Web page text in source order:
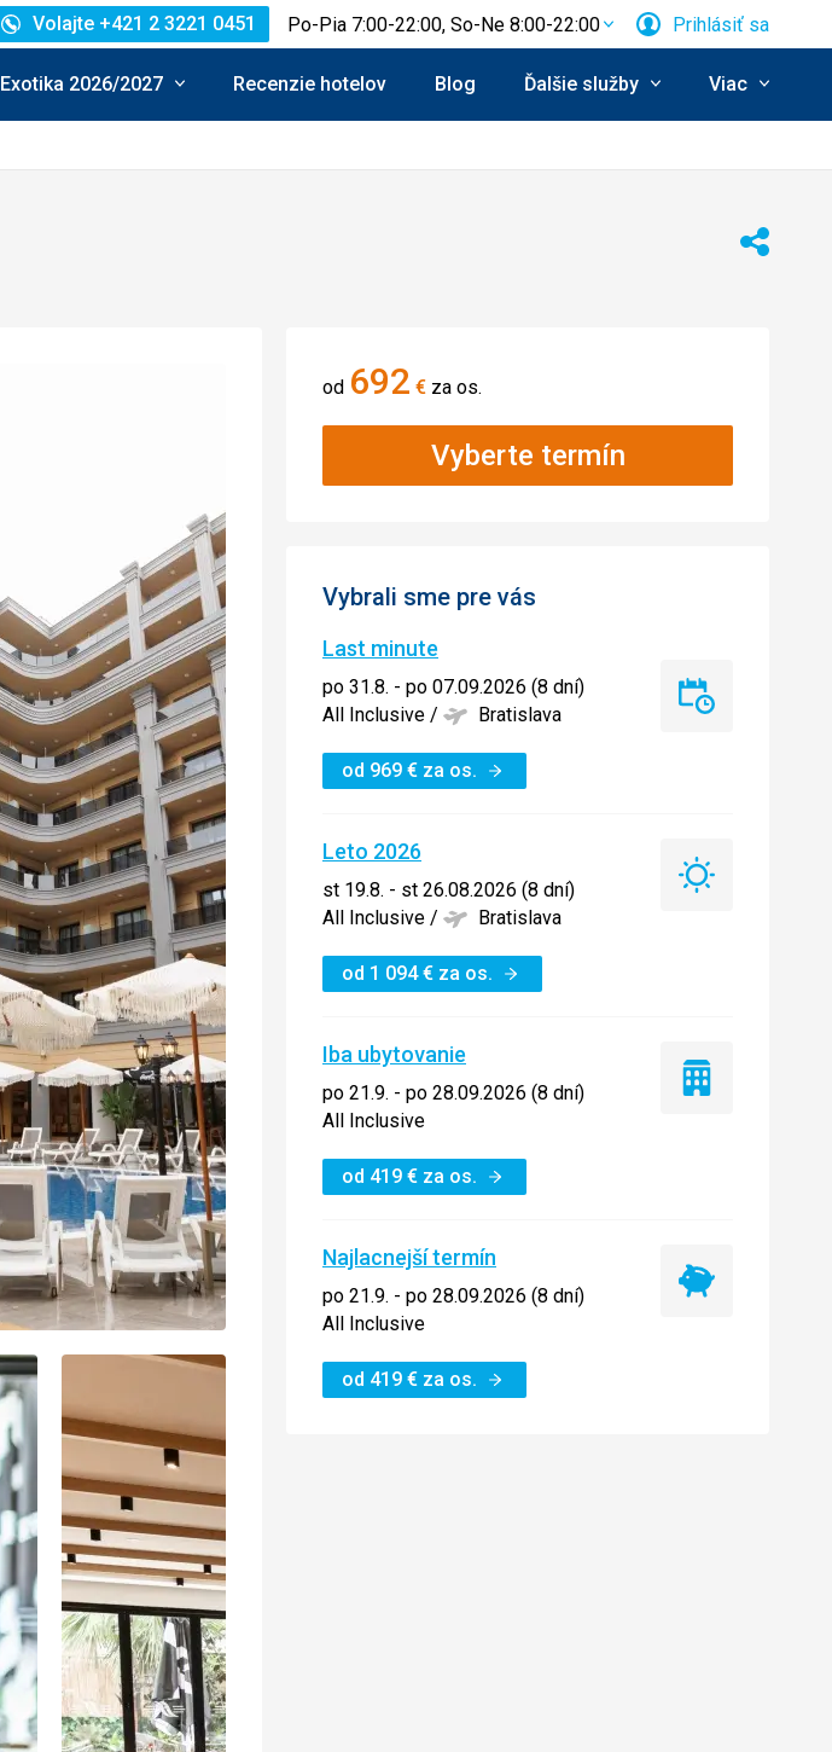
Volajte +421 2 3221 0451 Po-Pia 7:00-22:00, So-Ne 8:00-22:00 Prihlásiť sa
Exotika 2026/2027 Recenzie hotelov Blog Ďalšie služby Viac
Zdieľať
od 692 € za os.
Vyberte termín
Vybrali sme pre vás
Last minute
po 31.8. - po 07.09.2026 (8 dní)
All Inclusive / Bratislava
od 969 € za os.
Last
Leto 2026
st 19.8. - st 26.08.2026 (8 dní)
All Inclusive / Bratislava
od 1 094€ za os.
Leto
Iba ubytovanie
po 21.9. - po 28.09.2026 (8 dní)
All Inclusive
od 419 € za os.
Iba
Najlacnejší termín
po 21.9. - po 28.09.2026 (8 dní)
All Inclusive
od 419 € za os.
Najlacnejší